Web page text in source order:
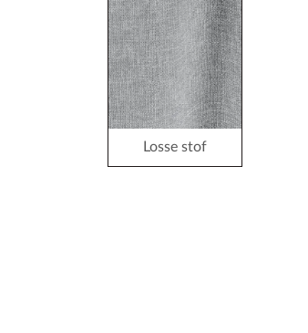
Losse stof